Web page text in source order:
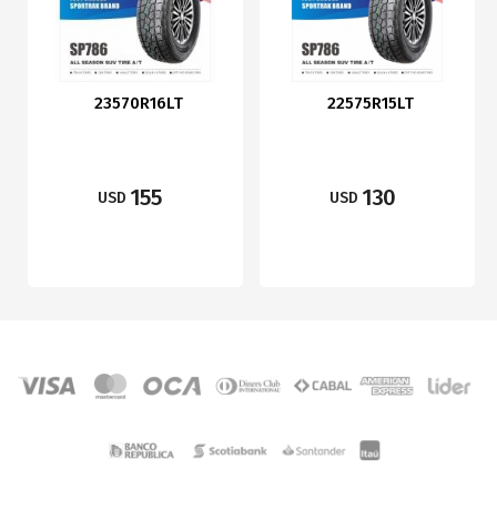
23570R16LT
USD 155
22575R15LT
USD 130